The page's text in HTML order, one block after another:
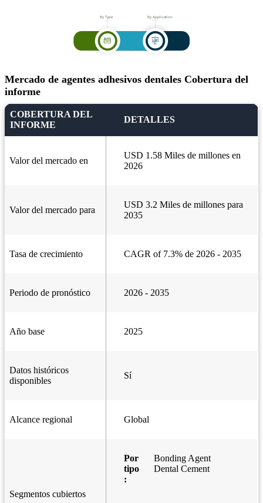
Mercado de agentes adhesivos dentales Cobertura del
informe
COBERTURA DEL
INFORME
DETALLES
Valor del mercado en
USD 1.58 Miles de millones en
2026
Valor del mercado para
USD 3.2 Miles de millones para
2035
Tasa de crecimiento CAGR of 7.3% de 2026 - 2035
Periodo de pronóstico 2026 - 2035
Año base 2025
Datos históricos
disponibles
Sí
Alcance regional Global
Segmentos cubiertos
Por
tipo
:
Bonding Agent
Dental Cement